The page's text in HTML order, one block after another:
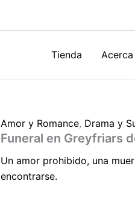
Tienda
Amor y Romance, Drama y
Funeral en Greyfriars
Un amor prohibido, una muer
encontrarse.